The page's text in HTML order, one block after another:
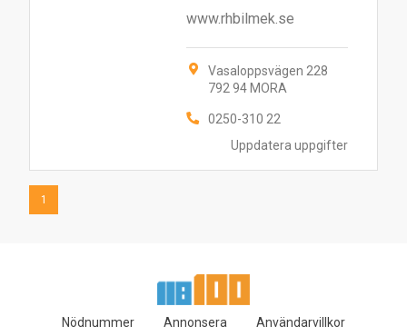
Uppdatera uppgifter
www.rhbilmek.se
Vasaloppsvägen 228
792 94 MORA
0250-310 22
1
Nödnummer Annonsera Användarvillkor